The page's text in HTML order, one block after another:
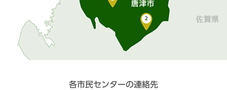
各市民センターの連絡先